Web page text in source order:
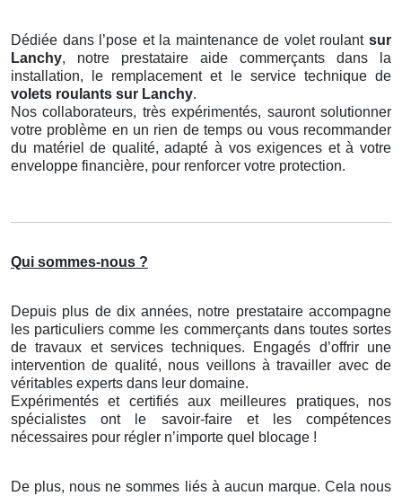
Dédiée dans l’pose et la maintenance de volet roulant sur
Lanchy, notre prestataire aide commerçants dans la
installation, le remplacement et le service technique de
volets roulants sur Lanchy.
Nos collaborateurs, très expérimentés, sauront solutionner
votre problème en un rien de temps ou vous recommander
du matériel de qualité, adapté à vos exigences et à votre
enveloppe financière, pour renforcer votre protection.
Qui sommes-nous ?
Depuis plus de dix années, notre prestataire accompagne
les particuliers comme les commerçants dans toutes sortes
de travaux et services techniques. Engagés d’offrir une
intervention de qualité, nous veillons à travailler avec de
véritables experts dans leur domaine.
Expérimentés et certifiés aux meilleures pratiques, nos
spécialistes ont le savoir-faire et les compétences
nécessaires pour régler n’importe quel blocage !
De plus, nous ne sommes liés à aucun marque. Cela nous